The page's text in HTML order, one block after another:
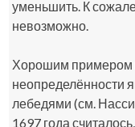
уменьшить. К
невозможно.
Хорошим примером
неопределённости
лебедями (см.
1697 года